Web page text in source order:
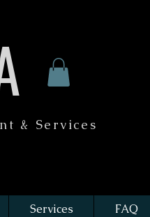
& Services
Services FAQ